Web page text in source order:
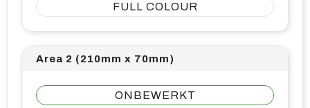
FULL COLOUR
Area 2 (210mm x 70mm)
ONBEWERKT